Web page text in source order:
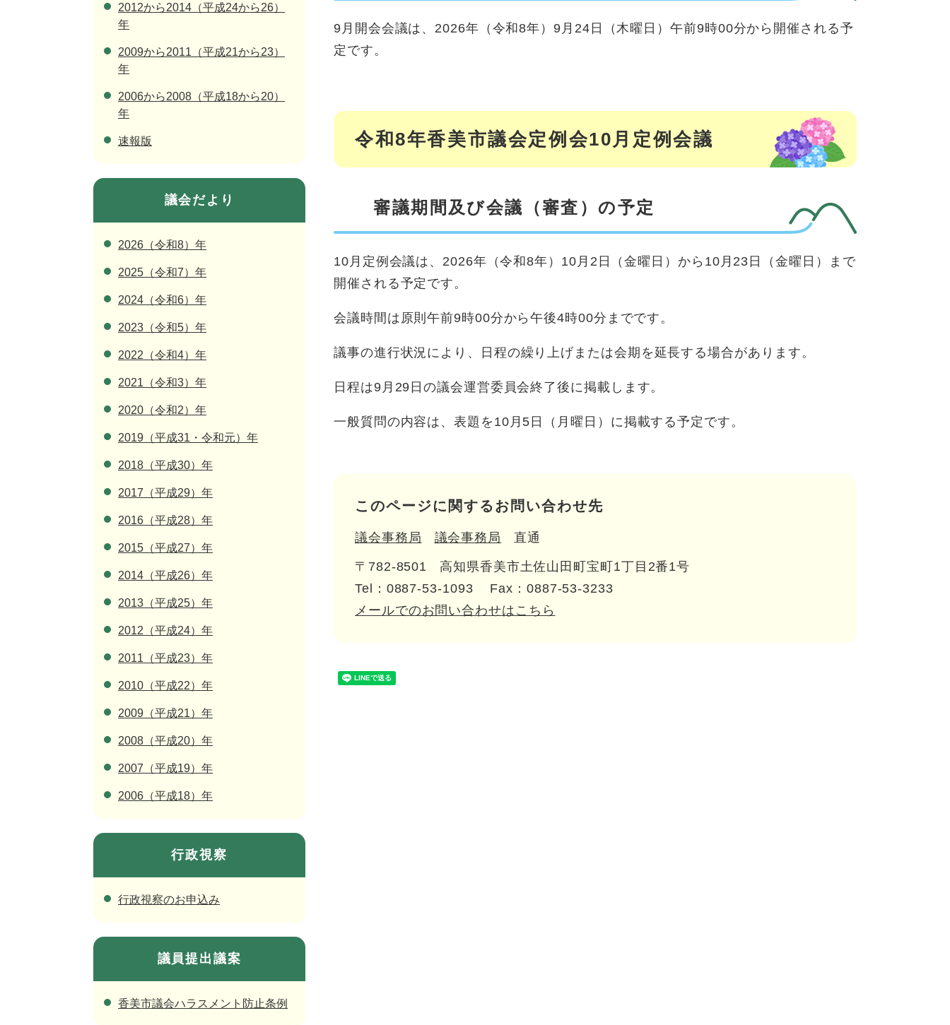
9月開会会議は、2026年（令和8年）9月24日（木曜日）午前9時00分から開催される予
定です。
令和8年香美市議会定例会10月定例会議
審議期間及び会議（審査）の予定
10月定例会議は、2026年（令和8年）10月2日（金曜日）から10月23日（金曜日）まで
開催される予定です。
会議時間は原則午前9時00分から午後4時00分までです。
議事の進行状況により、日程の繰り上げまたは会期を延長する場合があります。
日程は9月29日の議会運営委員会終了後に掲載します。
一般質問の内容は、表題を10月5日（月曜日）に掲載する予定です。
このページに関するお問い合わせ先
議会事務局 議会事務局 直通
〒782-8501
高知県香美市土佐山田町宝町1丁目2番1号
Tel：0887-53-1093
Fax：0887-53-3233
メールでのお問い合わせはこちら
2012から2014（平成24から26）
年
2009から2011（平成21から23）
年
2006から2008（平成18から20）
年
速報版
議会だより
2026（令和8）年
2025（令和7）年
2024（令和6）年
2023（令和5）年
2022（令和4）年
2021（令和3）年
2020（令和2）年
2019（平成31・令和元）年
2018（平成30）年
2017（平成29）年
2016（平成28）年
2015（平成27）年
2014（平成26）年
2013（平成25）年
2012（平成24）年
2011（平成23）年
2010（平成22）年
2009（平成21）年
2008（平成20）年
2007（平成19）年
2006（平成18）年
行政視察
行政視察のお申込み
議員提出議案
香美市議会ハラスメント防止条例